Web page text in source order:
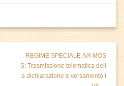
REGIME SPECIALE IVA MOS
S: Trasmissione telematica dell
a dichiarazione e versamento I